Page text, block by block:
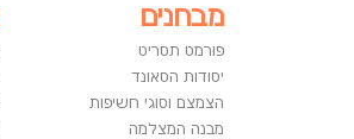
מבחנים
פורמט תסריט
יסודות הסאונד
הצמצם וסוגי חשיפות
מבנה המצלמה